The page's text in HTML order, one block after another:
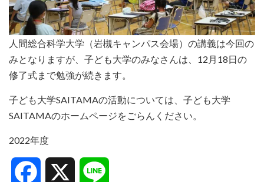
人間総合科学大学（岩槻キャンパス会場）の講義は今回の
みとなりますが、子ども大学のみなさんは、12月18日の
修了式まで勉強が続きます。
子ども大学SAITAMAの活動については、子ども大学
SAITAMAのホームページをごらんください。
2022年度
Facebook